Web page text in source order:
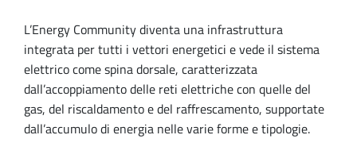
L’Energy Community diventa una infrastruttura
integrata per tutti i vettori energetici e vede il sistema
elettrico come spina dorsale, caratterizzata
dall’accoppiamento delle reti elettriche con quelle del
gas, del riscaldamento e del raffrescamento, supportate
dall’accumulo di energia nelle varie forme e tipologie.